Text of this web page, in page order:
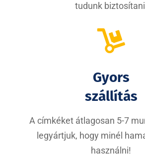
tudunk

Gyors
szállítás
A címkéket átlagosan 5-7
legyártjuk, hogy minél
használni!